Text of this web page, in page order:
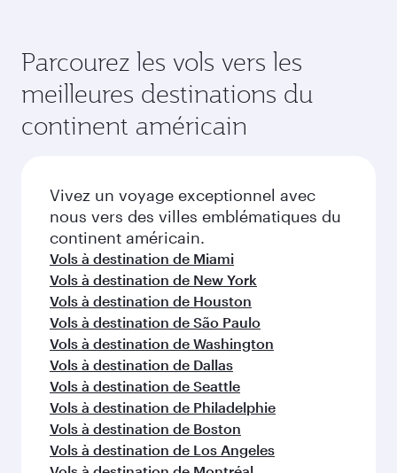
Parcourez les vols vers les
meilleures destinations du
continent américain
Vivez un voyage exceptionnel avec
nous vers des villes emblématiques du
continent américain.
Vols à destination de Miami
Vols à destination de New York
Vols à destination de Houston
Vols à destination de São Paulo
Vols à destination de Washington
Vols à destination de Dallas
Vols à destination de Seattle
Vols à destination de Philadelphie
Vols à destination de Boston
Vols à destination de Los Angeles